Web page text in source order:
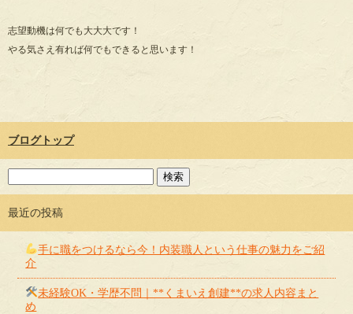
志望動機は何でも大大大です！
やる気さえ有れば何でもできると思います！
ブログトップ
最近の投稿
手に職をつけるなら今！内装職人という仕事の魅力をご紹
介
未経験OK・学歴不問｜**くまいえ創建**の求人内容まと
め